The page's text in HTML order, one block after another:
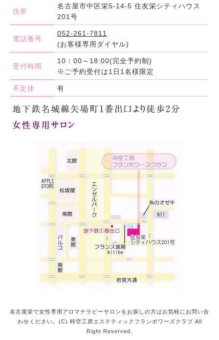
住所
名古屋市中区栄5-14-5 住友栄シティハウス
201号
電話番号
052-261-7811
(お客様専用ダイヤル)
受付時間
10：00～18:00(完全予約制)
※ご予約受付は1日1名様限定
不定休 有
名古屋栄で女性専用アロマテラピーサロンをお探しの方はお気軽にお問い合
わせください。(C) 時空工房エステティックフランボワーズクラブ All
Right Reserved.